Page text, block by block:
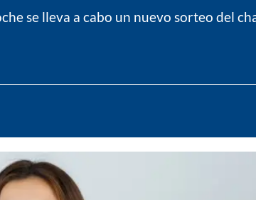
se lleva a cabo un nuevo sorteo del